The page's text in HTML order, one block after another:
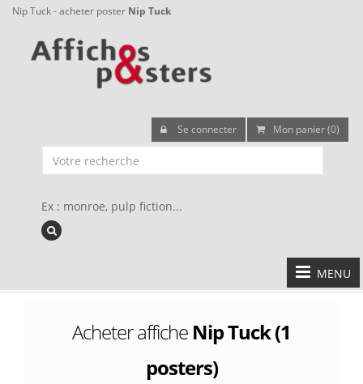
Nip Tuck - acheter poster Nip Tuck
Se connecter Mon panier (0)
Ex : monroe, pulp fiction...
MENU
Acheter affiche Nip Tuck (1
posters)